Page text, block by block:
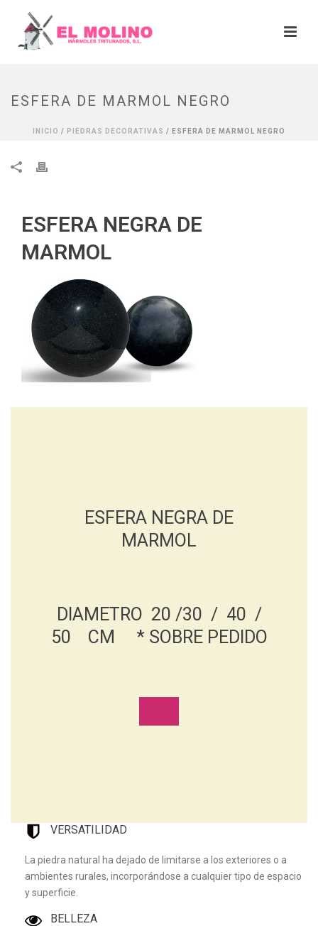
ESFERA DE MARMOL NEGRO
INICIO / PIEDRAS DECORATIVAS / ESFERA DE MARMOL NEGRO
ESFERA NEGRA DE
MARMOL
ESFERA NEGRA DE
MARMOL
DIAMETRO 20 /30 / 40 /
50 CM * SOBRE PEDIDO
VERSATILIDAD
La piedra natural ha dejado de limitarse a los exteriores o a
ambientes rurales, incorporándose a cualquier tipo de espacio
y superficie.
BELLEZA